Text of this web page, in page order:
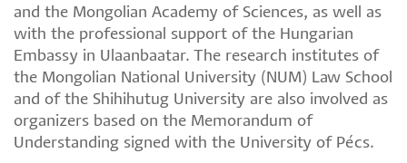
and the Mongolian Academy of Sciences, as well as
with the professional support of the Hungarian
Embassy in Ulaanbaatar. The research institutes of
the Mongolian National University (NUM) Law School
and of the Shihihutug University are also involved as
organizers based on the Memorandum of
Understanding signed with the University of Pécs.